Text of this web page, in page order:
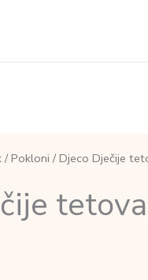
/ Pokloni / Djeco Dječije